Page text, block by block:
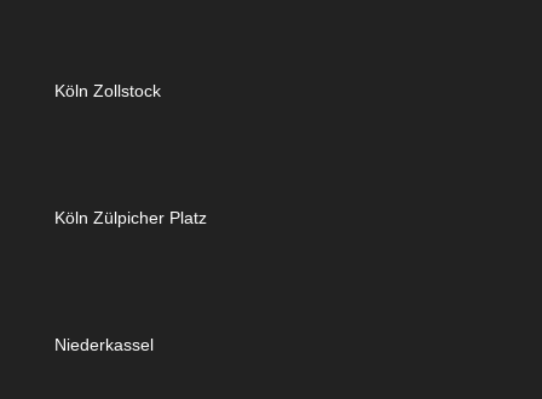
Köln Zollstock
Köln Zülpicher Platz
Niederkassel